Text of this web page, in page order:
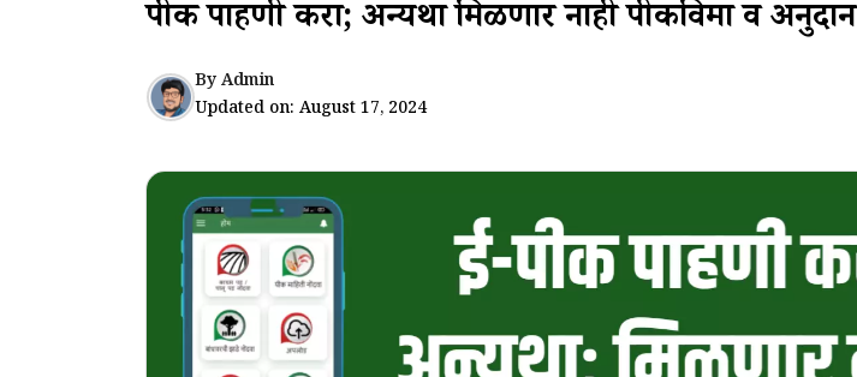
पीक पाहणी करा; अन्यथा मिळणार नाही पीकविमा व अनुदान
ByAdmin
Updated on: August 17, 2024